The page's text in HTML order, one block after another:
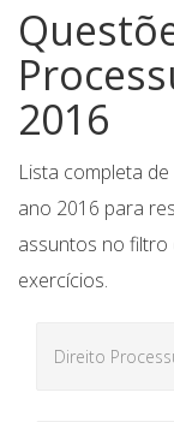
2016
Lista completa
ano 2016 para
assuntos no
exercícios.